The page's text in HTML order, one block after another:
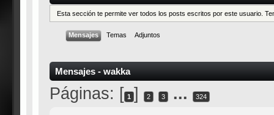
Esta sección te permite ver todos los posts escritos por este usuario.
Mensajes Temas Adjuntos
Mensajes - wakka
Páginas: [ 1 ] 2 3 ... 324